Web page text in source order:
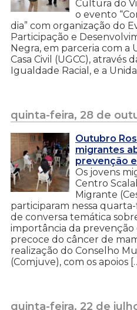
Cultura do
o evento
dia” com organização do
Participação e
Negra, em parceria com a
Casa Civil (UGCC), através
Igualdade Racial, e a
quinta-feira, 28 de
Outubro
migrantes
prevenção
Os jovens
Centro
Migrante
participaram nessa
de conversa temática
importância da prevenção
precoce do câncer de
realização do Conselho
(Comjuve), com os apoios
quinta-feira, 22 de